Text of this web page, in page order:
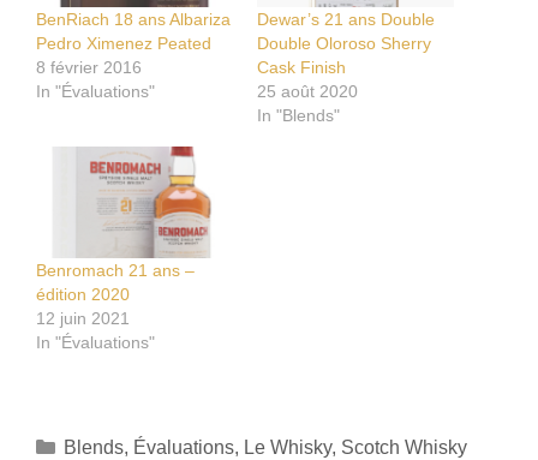
BenRiach 18 ans Albariza
Pedro Ximenez Peated
8 février 2016
In "Évaluations"
Dewar’s 21 ans Double
Double Oloroso Sherry
Cask Finish
25 août 2020
In "Blends"
Benromach 21 ans –
édition 2020
12 juin 2021
In "Évaluations"
Catégories
Blends, Évaluations, Le Whisky, Scotch Whisky